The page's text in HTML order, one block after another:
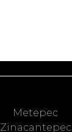
Metepec
Zinacantepec